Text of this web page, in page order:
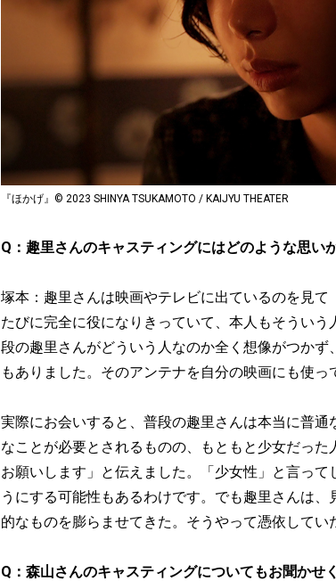
『ほかげ』© 2023 SHINYA TSUKAMOTO / KAIJYU THEATER
Q：趣里さんのキャスティングにはどのような思い
塚本：趣里さんは映画やテレビに出ているのを見
たびに完全に役になりきっていて、本人もそうい
段の趣里さんがどういう人なのか全く想像がつか
もありました。そのアンテナを自分の映画にも使っ
実際にお会いすると、普段の趣里さんは本当に普
なことが必要とされるものの、もともと少女だっ
お願いします」と伝えました。「少女性」と言っ
うにする可能性もあるわけです。でも趣里さんは
的なものを膨らませてきた。そうやって憑依してい
Q：森山さんのキャスティングについてもお聞かせ